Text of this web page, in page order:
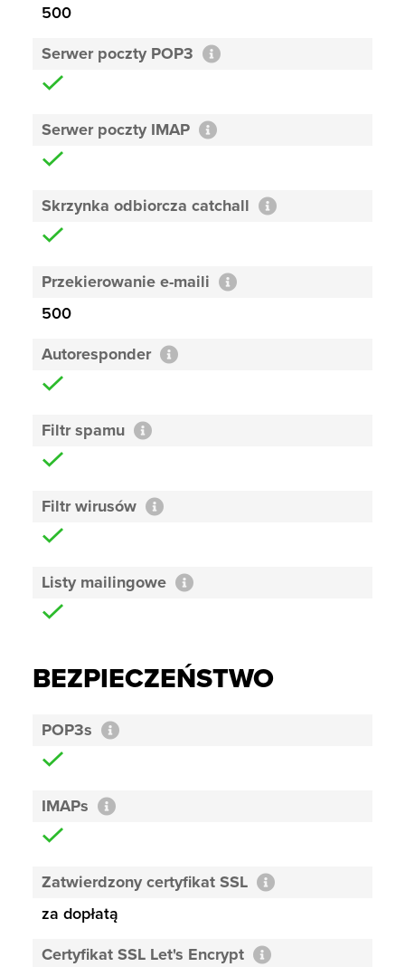
500
Serwer poczty POP3
Serwer poczty IMAP
Skrzynka odbiorcza catchall
Przekierowanie e-maili
500
Autoresponder
Filtr spamu
Filtr wirusów
Listy mailingowe
BEZPIECZEŃSTWO
POP3s
IMAPs
Zatwierdzony certyfikat SSL
za dopłatą
Certyfikat SSL Let's Encrypt